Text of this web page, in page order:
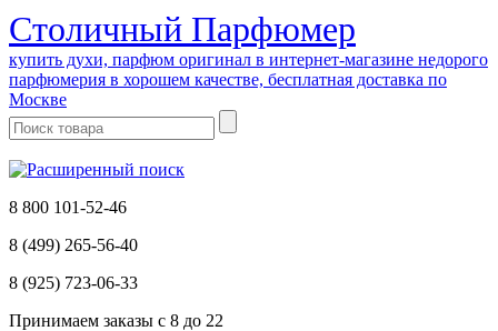
Cтоличный Парфюмер
купить духи, парфюм оригинал в интернет-магазине недорого
парфюмерия в хорошем качестве, бесплатная доставка по
Москве
8 800 101-52-46
8 (499) 265-56-40
8 (925) 723-06-33
Принимаем заказы с 8 до 22